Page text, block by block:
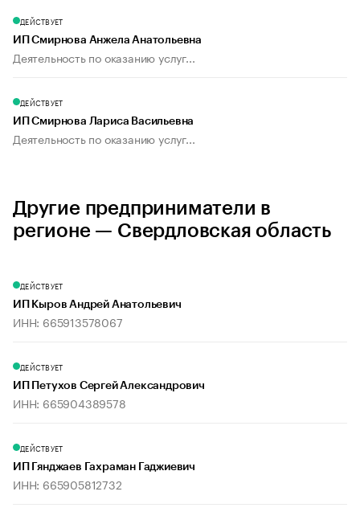
ДЕЙСТВУЕТ
ИП Смирнова Анжела Анатольевна
Деятельность по оказанию услуг...
ДЕЙСТВУЕТ
ИП Смирнова Лариса Васильевна
Деятельность по оказанию услуг...
Другие предприниматели в
регионе — Свердловская область
ДЕЙСТВУЕТ
ИП Кыров Андрей Анатольевич
ИНН: 665913578067
ДЕЙСТВУЕТ
ИП Петухов Сергей Александрович
ИНН: 665904389578
ДЕЙСТВУЕТ
ИП Гянджаев Гахраман Гаджиевич
ИНН: 665905812732